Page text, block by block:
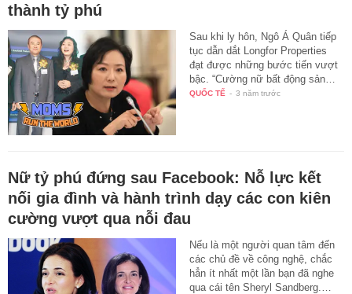
thành tỷ phú
Sau khi ly hôn, Ngô Á Quân tiếp
tục dẫn dắt Longfor Properties
đạt được những bước tiến vượt
bậc. “Cường nữ bất động sản…
QUỐC TẾ - 3 năm trước
Nữ tỷ phú đứng sau Facebook: Nỗ lực kết
nối gia đình và hành trình dạy các con kiên
cường vượt qua nỗi đau
Nếu là một người quan tâm đến
các chủ đề về công nghệ, chắc
hẳn ít nhất một lần bạn đã nghe
qua cái tên Sheryl Sandberg.…